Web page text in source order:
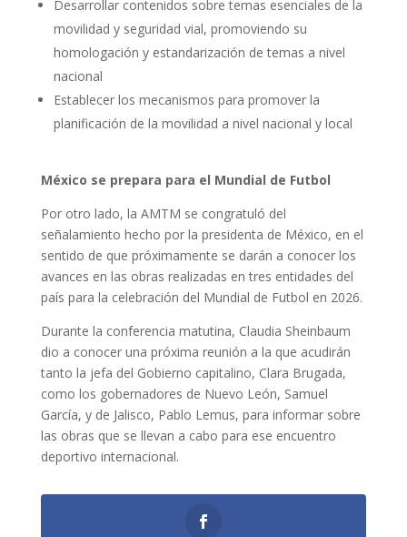
Desarrollar contenidos sobre temas esenciales de la
movilidad y seguridad vial, promoviendo su
homologación y estandarización de temas a nivel
nacional
Establecer los mecanismos para promover la
planificación de la movilidad a nivel nacional y local
México se prepara para el Mundial de Futbol
Por otro lado, la AMTM se congratuló del
señalamiento hecho por la presidenta de México, en el
sentido de que próximamente se darán a conocer los
avances en las obras realizadas en tres entidades del
país para la celebración del Mundial de Futbol en 2026.
Durante la conferencia matutina, Claudia Sheinbaum
dio a conocer una próxima reunión a la que acudirán
tanto la jefa del Gobierno capitalino, Clara Brugada,
como los gobernadores de Nuevo León, Samuel
García, y de Jalisco, Pablo Lemus, para informar sobre
las obras que se llevan a cabo para ese encuentro
deportivo internacional.